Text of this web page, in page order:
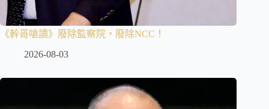
《幹哥嗆讀》廢除監察院，廢除NCC！
2026-08-03